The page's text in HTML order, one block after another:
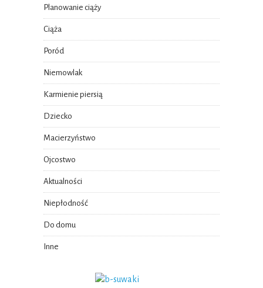
Planowanie ciąży
Ciąża
Poród
Niemowlak
Karmienie piersią
Dziecko
Macierzyństwo
Ojcostwo
Aktualności
Niepłodność
Do domu
Inne